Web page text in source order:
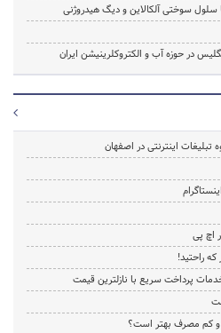
سلول سوختی آلکالاین و دیگ هیدروژنی
اینترنتی در اصفهان
راحتید!
پرداخت سریع با نازلترین قیمت
و کم مصرف بهتر است؟